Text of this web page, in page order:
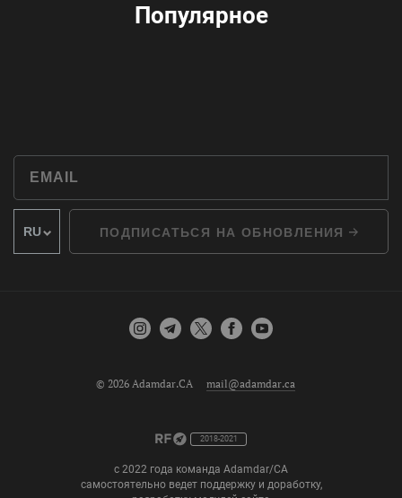
Популярное
ПОДПИСАТЬСЯ НА ОБНОВЛЕНИЯ
© 2026 Adamdar.CA mail@adamdar.ca
2018-2021
с 2022 года команда Adamdar/CA
самостоятельно ведет поддержку и доработку,